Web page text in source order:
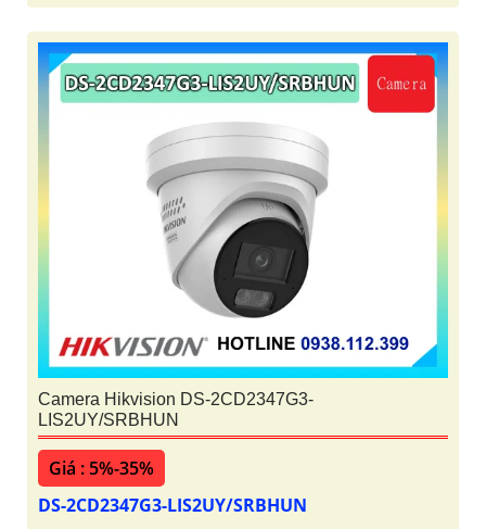
Camera Hikvision DS-2CD2347G3-
LIS2UY/SRBHUN
Giá : 5%-35%
DS-2CD2347G3-LIS2UY/SRBHUN